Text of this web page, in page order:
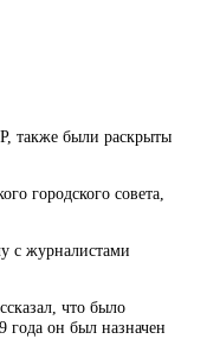
UA5000016726)
также были раскрыты
городского совета,
с журналистами
что было
года он был назначен